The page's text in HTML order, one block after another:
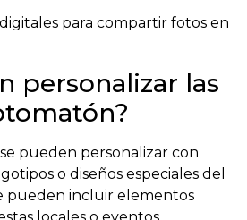
para compartir fotos en
personalizar las
pueden personalizar con
o diseños especiales del
pueden incluir elementos